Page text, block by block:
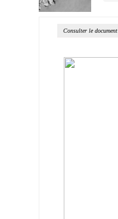
Consulter le document